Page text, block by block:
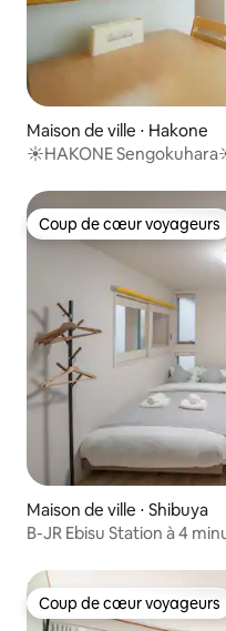
Maison de ville ⋅ Hakone
☀HAKONE
Coup de cœur voyageurs
Coup de cœur voyageurs
Maison de ville ⋅ Shibuya
B-JR Ebisu Station à 4
Coup de cœur voyageurs
Coup de cœur voyageurs